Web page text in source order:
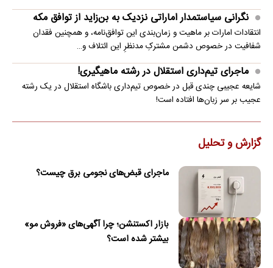
نگرانی سیاستمدار اماراتی نزدیک به بن‌زاید از توافق مکه
انتقادات امارات بر ماهیت و زمان‌بندی این توافق‌نامه، و همچنین فقدان
شفافیت در خصوص دشمن مشترکِ مدنظرِ این ائتلاف و…
ماجرای تیم‌داری استقلال در رشته ماهیگیری!
شایعه عجیبی چندی قبل در خصوص تیم‌داری باشگاه استقلال در یک رشته
عجیب بر سر زبان‌ها افتاده است!
گزارش و تحلیل
ماجرای قبض‌های نجومی برق چیست؟
بازار اکستنشن؛ چرا آگهی‌های «فروش مو»
بیشتر شده است؟